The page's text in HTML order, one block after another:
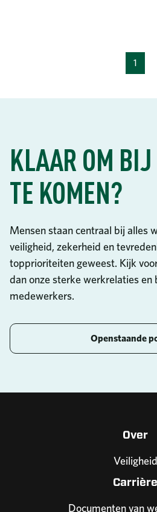
1
KLAAR OM BIJ
TE KOMEN?
Mensen staan centraal bij alles
veiligheid, zekerheid en
topprioriteiten geweest. Kijk
dan onze sterke werkrelaties en
medewerkers.
Openstaande
Over
Veiligheid
Carrière
Documenten van